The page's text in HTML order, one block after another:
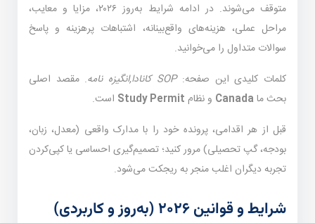
متوقف می‌شوند. در ادامه شرایط به‌روز ۲۰۲۶، مزایا و معایب،
مراحل عملی، هزینه‌های واقع‌بینانه، اشتباهات پرهزینه و پاسخ
سوالات متداول را می‌خوانید.
کلمات کلیدی این صفحه:SOP کانادا,انگیزه نامه
. مقصد اصلی
بحث ما Canada و نظام Study Permit است.
قبل از هر اقدامی، پرونده خود را با مدارک واقعی (معدل، زبان،
بودجه، گپ تحصیلی) مرور کنید؛ تصمیم‌گیری احساسی یا کپی‌کردن
تجربه دیگران اغلب منجر به ریجکت می‌شود.
شرایط و قوانین ۲۰۲۶ (به‌روز و کاربردی)